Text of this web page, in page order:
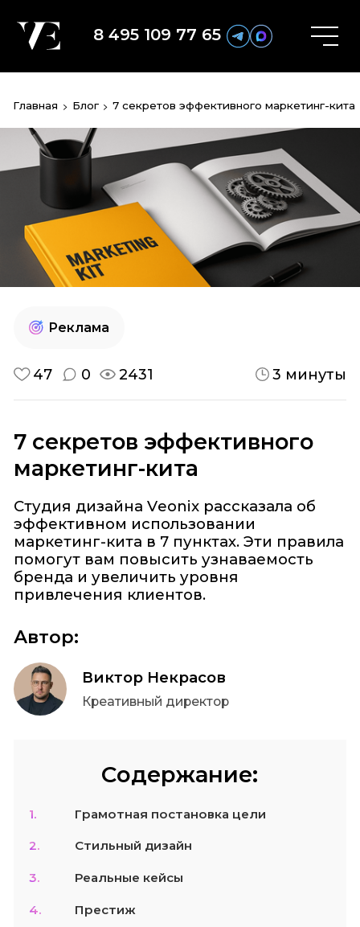
8 495 109 77 65
Главная Блог 7 секретов эффективного маркетинг-кита
Реклама
3 минуты
47 0 2431
7 секретов эффективного
маркетинг-кита
Студия дизайна Veonix рассказала об
эффективном использовании
маркетинг-кита в 7 пунктах. Эти правила
помогут вам повысить узнаваемость
бренда и увеличить уровня
привлечения клиентов.
Автор:
Виктор Некрасов
Креативный директор
Содержание:
1. Грамотная постановка цели
2. Стильный дизайн
3. Реальные кейсы
4. Престиж